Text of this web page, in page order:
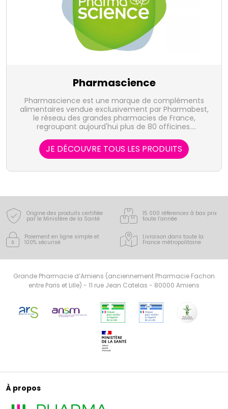
Pharmascience
Pharmascience est une marque de compléments
alimentaires vendue exclusivement par Pharmabest,
le réseau des grandes pharmacies de France,
regroupant aujourd'hui plus de 80 officines.
(minceur, tonus, articulation, circulation, digestion,
beauté, détente), Pharmascience a pour objectif de
compter parmi les leaders du marché.
JE DÉCOUVRE TOUS LES PRODUITS
Origine des produits certifiée
par le Ministère de la Santé
15 000 références à bas prix
toute l’année
Paiement en ligne simple et
100% sécurisé
Livraison dans toute la
France métropolitaine
Grande Pharmacie d’Amiens (anciennement Pharmacie Fachon
entre Paris et Lille) - 11 rue Jean Catelas - 80000 Amiens
À propos